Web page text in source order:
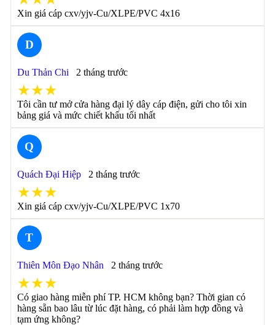
Xin giá cáp cxv/yjv-Cu/XLPE/PVC 4x16
D
Du Thản Chi 2 tháng trước
★★★
Tôi cần tư mở cửa hàng đại lý dây cáp điện, gửi cho tôi xin
bảng giá và mức chiết khấu tối nhất
Q
Quách Đại Hiệp 2 tháng trước
★★★
Xin giá cáp cxv/yjv-Cu/XLPE/PVC 1x70
T
Thiên Môn Đạo Nhân 2 tháng trước
★★★
Có giao hàng miễn phí TP. HCM không bạn? Thời gian có
hàng sẵn bao lâu từ lúc đặt hàng, có phải làm hợp đồng và
tạm ứng không?